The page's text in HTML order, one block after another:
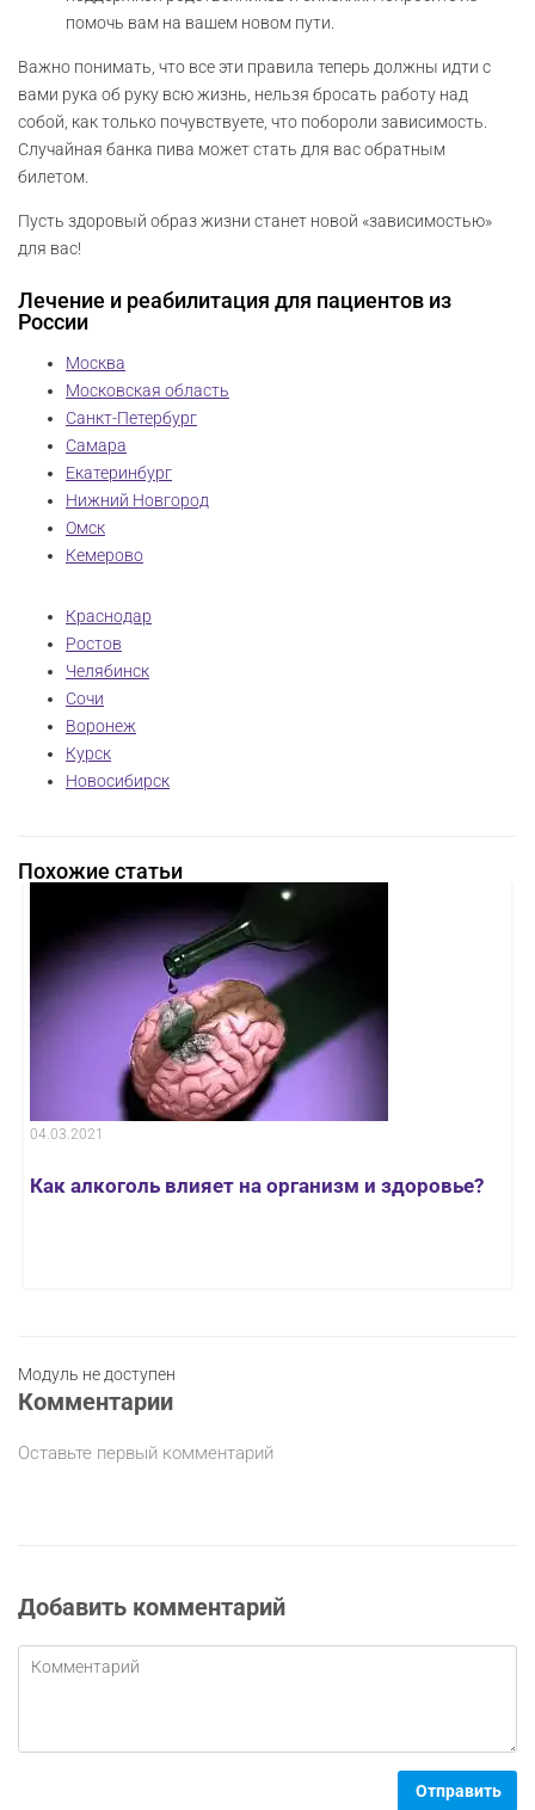
помочь вам на вашем новом пути.
Важно понимать, что все эти правила теперь должны идти с
вами рука об руку всю жизнь, нельзя бросать работу над
собой, как только почувствуете, что побороли зависимость.
Случайная банка пива может стать для вас обратным
билетом.
Пусть здоровый образ жизни станет новой «зависимостью»
для вас!
Лечение и реабилитация для пациентов из
России
Москва
Московская область
Санкт-Петербург
Самара
Екатеринбург
Нижний Новгород
Омск
Кемерово
Краснодар
Ростов
Челябинск
Сочи
Воронеж
Курск
Новосибирск
Похожие статьи
04.03.2021
Как алкоголь влияет на организм и здоровье?
Модуль не доступен
Комментарии
Оставьте первый комментарий
Добавить комментарий
Отправить